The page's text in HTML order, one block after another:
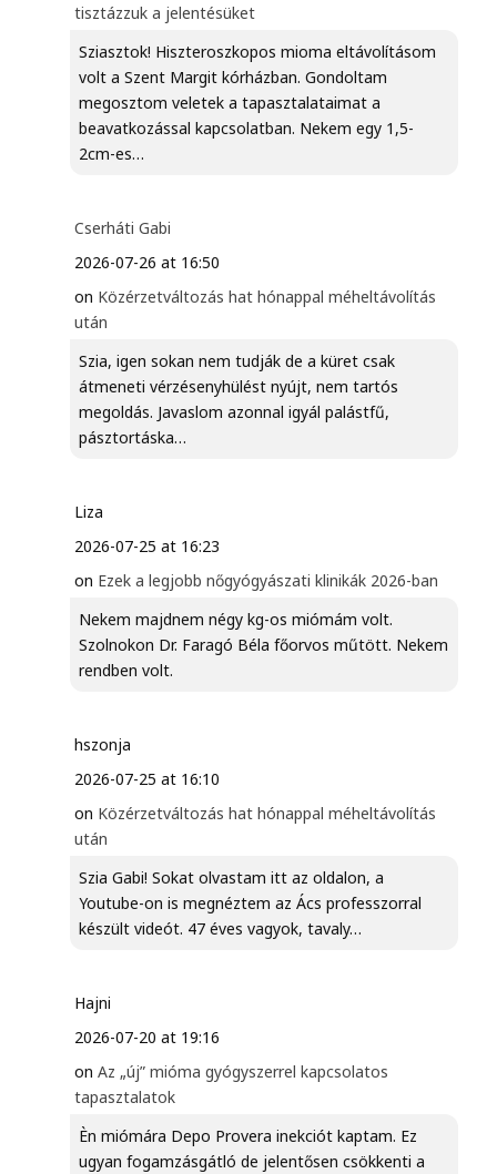
tisztázzuk a jelentésüket
Sziasztok! Hiszteroszkopos mioma eltávolításom
volt a Szent Margit kórházban. Gondoltam
megosztom veletek a tapasztalataimat a
beavatkozással kapcsolatban. Nekem egy 1,5-
2cm-es…
Cserháti Gabi
2026-07-26 at 16:50
on Közérzetváltozás hat hónappal méheltávolítás
után
Szia, igen sokan nem tudják de a küret csak
átmeneti vérzésenyhülést nyújt, nem tartós
megoldás. Javaslom azonnal igyál palástfű,
pásztortáska…
Liza
2026-07-25 at 16:23
on Ezek a legjobb nőgyógyászati klinikák 2026-ban
Nekem majdnem négy kg-os miómám volt.
Szolnokon Dr. Faragó Béla főorvos műtött. Nekem
rendben volt.
hszonja
2026-07-25 at 16:10
on Közérzetváltozás hat hónappal méheltávolítás
után
Szia Gabi! Sokat olvastam itt az oldalon, a
Youtube-on is megnéztem az Ács professzorral
készült videót. 47 éves vagyok, tavaly…
Hajni
2026-07-20 at 19:16
on Az „új” mióma gyógyszerrel kapcsolatos
tapasztalatok
Èn miómára Depo Provera inekciót kaptam. Ez
ugyan fogamzásgátló de jelentősen csökkenti a